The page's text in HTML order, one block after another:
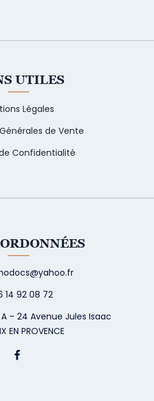
UTILES
Légales
de Vente
Confidentialité
14 92 08 72
– 24 Avenue Jules Isaac
EN PROVENCE